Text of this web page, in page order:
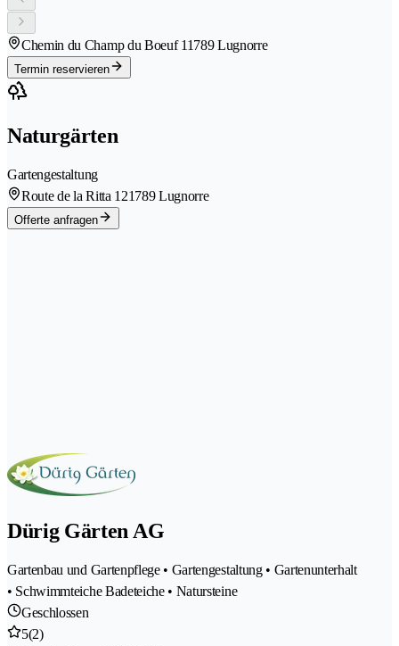
Chemin du Champ du Boeuf 11789 Lugnorre
Termin reservieren
Naturgärten
Gartengestaltung
Route de la Ritta 121789 Lugnorre
Offerte anfragen
Dürig Gärten AG
Gartenbau und Gartenpflege • Gartengestaltung • Gartenunterhalt
• Schwimmteiche Badeteiche • Natursteine
Geschlossen
5(2)